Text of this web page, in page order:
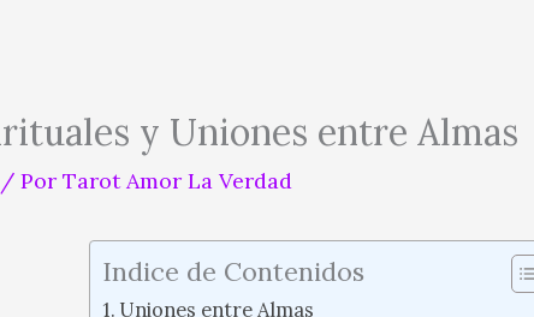
y Uniones entre Almas
/ PorTarot Amor La Verdad
Indice de Contenidos
Uniones entre Almas